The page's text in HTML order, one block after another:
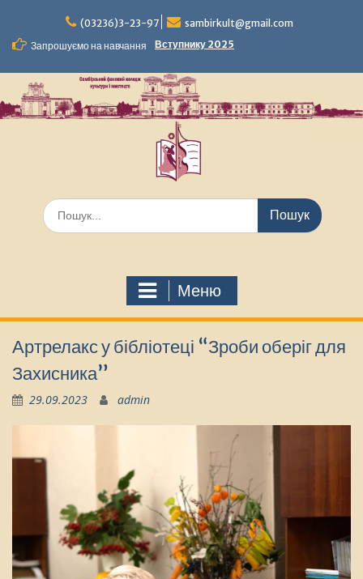
вмісту
(03236)3-23-97
sambirkult@gmail.com
Запрошуємо на навчання
Вступнику 2025
Шукати:
Меню
Артрелакс у бібліотеці “Зроби оберіг для
Захисника”
29.09.2023 admin